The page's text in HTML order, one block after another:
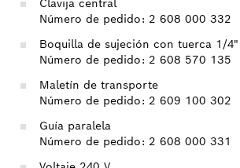
Clavija central
Número de pedido: 2 608 000 332
Boquilla de sujeción con tuerca 1/4"
Número de pedido: 2 608 570 135
Maletín de transporte
Número de pedido: 2 609 100 302
Guía paralela
Número de pedido: 2 608 000 331